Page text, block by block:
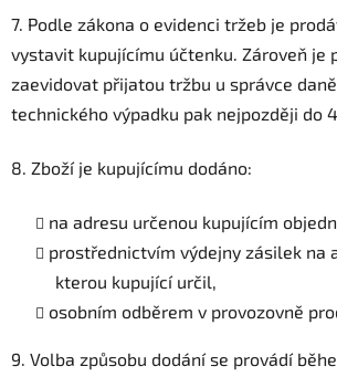
7. Podle zákona o evidenci tržeb je
vystavit kupujícímu účtenku. Zároveň je
zaevidovat přijatou tržbu u správce
technického výpadku pak nejpozději do
8. Zboží je kupujícímu dodáno:
na adresu určenou kupujícím
prostřednictvím výdejny zásilek na
kterou kupující určil,
osobním odběrem v provozovně
9. Volba způsobu dodání se provádí